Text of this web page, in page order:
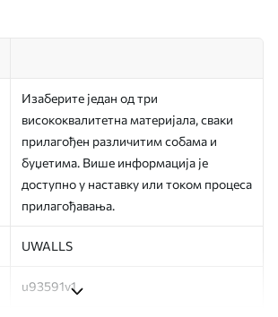
Изаберите један од три
висококвалитетна материјала, сваки
прилагођен различитим собама и
буџетима. Више информација је
доступно у наставку или током процеса
прилагођавања.
UWALLS
u93591v1